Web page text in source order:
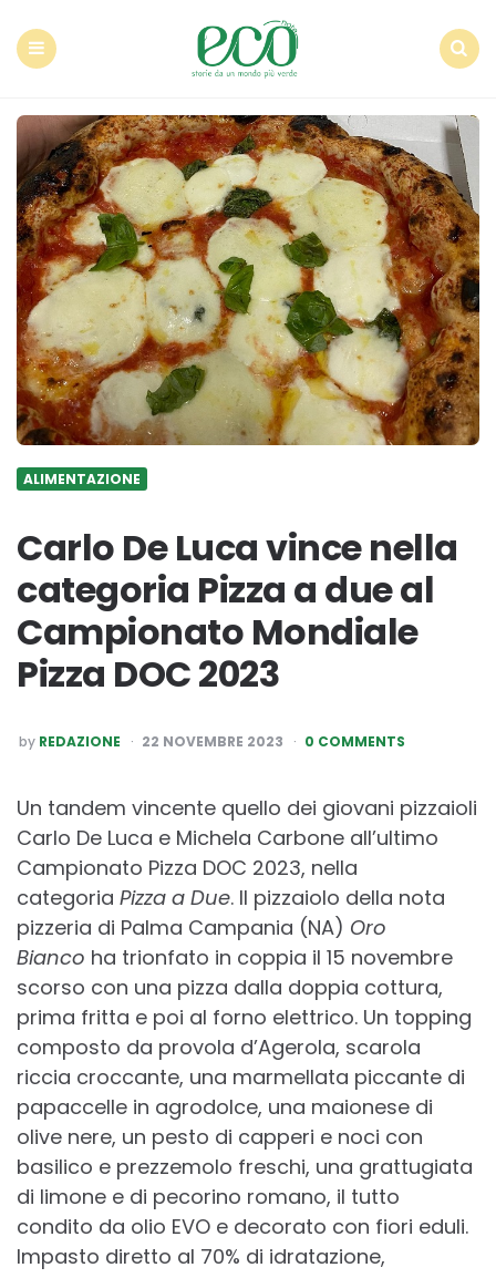
ALIMENTAZIONE
Carlo De Luca vince nella
categoria Pizza a due al
Campionato Mondiale
Pizza DOC 2023
POSTED
BY
by REDAZIONE 22 NOVEMBRE 2023 0 COMMENTS
Un tandem vincente quello dei giovani pizzaioli
Carlo De Luca e Michela Carbone all’ultimo
Campionato Pizza DOC 2023, nella
categoria Pizza a Due. Il pizzaiolo della nota
pizzeria di Palma Campania (NA) Oro
Bianco ha trionfato in coppia il 15 novembre
scorso con una pizza dalla doppia cottura,
prima fritta e poi al forno elettrico. Un topping
composto da provola d’Agerola, scarola
riccia croccante, una marmellata piccante di
papaccelle in agrodolce, una maionese di
olive nere, un pesto di capperi e noci con
basilico e prezzemolo freschi, una grattugiata
di limone e di pecorino romano, il tutto
condito da olio EVO e decorato con fiori eduli.
Impasto diretto al 70% di idratazione,